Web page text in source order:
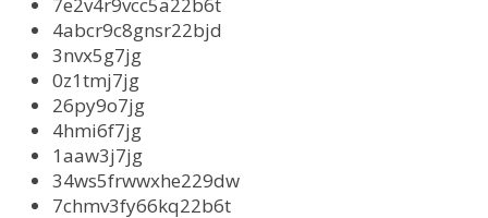
4abcr9c8gnsr22bjd
3nvx5g7jg
0z1tmj7jg
26py9o7jg
4hmi6f7jg
1aaw3j7jg
34ws5frwwxhe229dw
7chmv3fy66kq22b6t